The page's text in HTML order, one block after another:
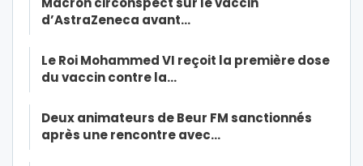
d’AstraZeneca avant…
Le Roi Mohammed VI reçoit la première dose
du vaccin contre la…
Deux animateurs de Beur FM sanctionnés
après une rencontre avec…